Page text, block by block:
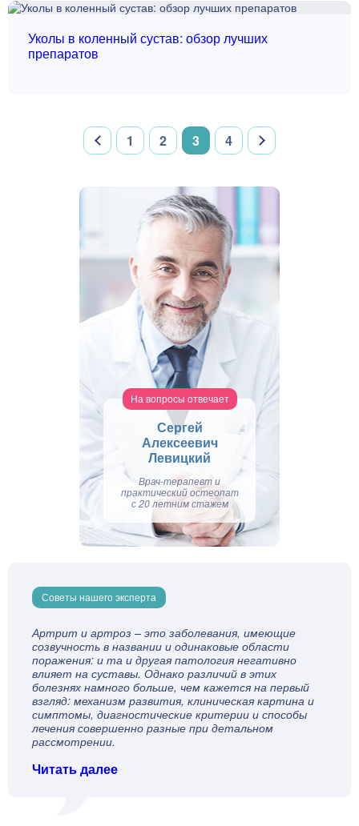
Уколы в коленный сустав: обзор лучших
препаратов
1 2 3 4
На вопросы отвечает
Сергей
Алексеевич
Левицкий
Врач-терапевт и
практический остеопат
с 20 летним стажем
Советы нашего эксперта
Артрит и артроз – это заболевания, имеющие
созвучность в названии и одинаковые области
поражения: и та и другая патология негативно
влияет на суставы. Однако различий в этих
болезнях намного больше, чем кажется на первый
взгляд: механизм развития, клиническая картина и
симптомы, диагностические критерии и способы
лечения совершенно разные при детальном
рассмотрении.
Читать далее